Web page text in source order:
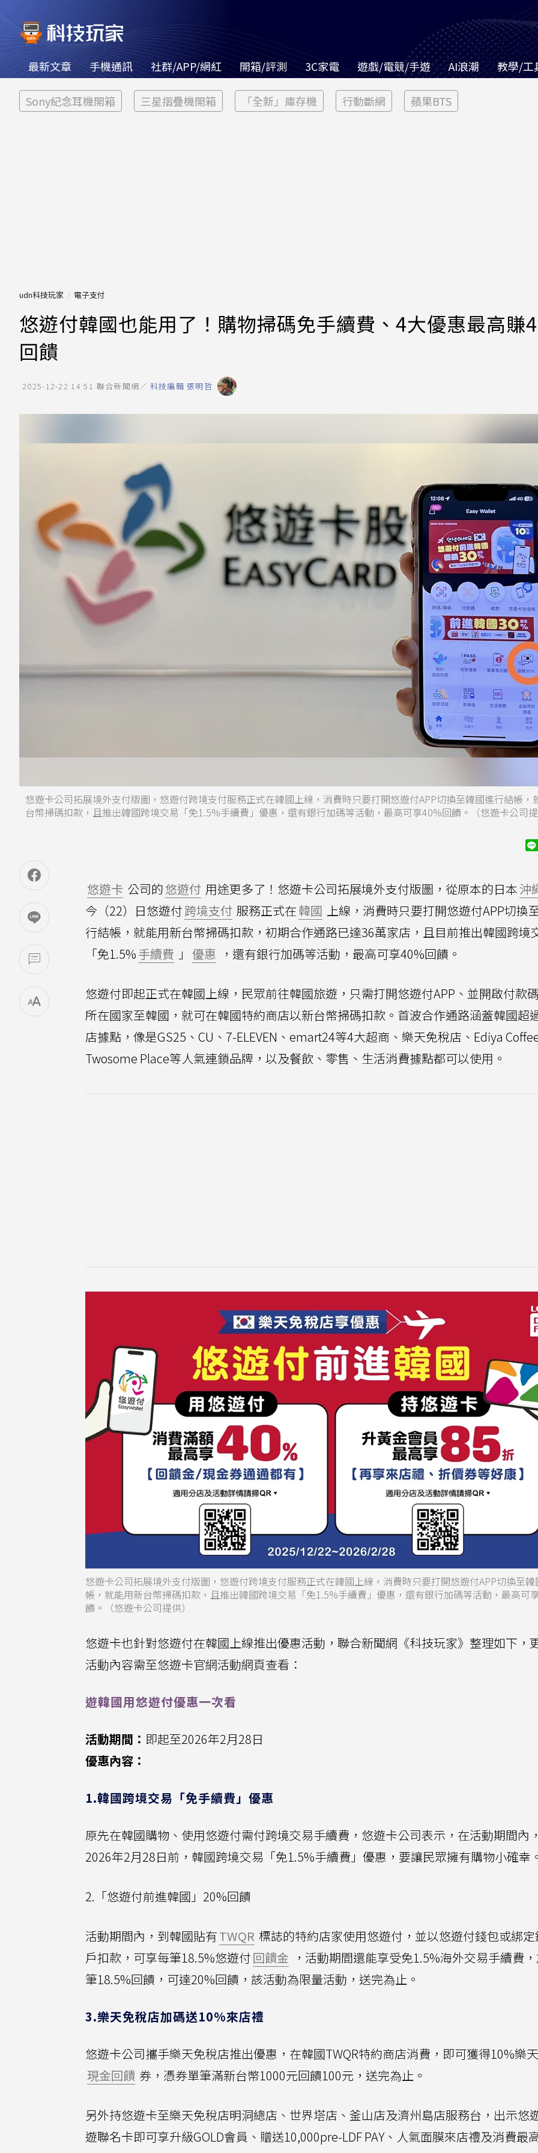
最新文章 手機通訊 社群/APP/網紅 開箱/評測 3C家電 遊戲/電競/手遊 AI浪潮 教學/工
Sony紀念耳機開箱 三星摺疊機開箱 「全新」庫存機 行動斷網 蘋果BTS
udn科技玩家 電子支付
悠遊付韓國也能用了！購物掃碼免手續費、4大優惠最高賺
回饋
2025-12-22 14:51 聯合新聞網／ 科技編輯 張明哲
悠遊卡公司拓展境外支付版圖，悠遊付跨境支付服務正式在韓國上線，消費時只要打開悠遊付APP切換至韓國進行結帳，
台幣掃碼扣款，且推出韓國跨境交易「免1.5%手續費」優惠，還有銀行加碼等活動，最高可享40%回饋。（悠遊卡公司
悠遊卡 公司的悠遊付 用途更多了！悠遊卡公司拓展境外支付版圖，從原本的日本沖
今（22）日悠遊付跨境支付 服務正式在韓國 上線，消費時只要打開悠遊付APP切換
行結帳，就能用新台幣掃碼扣款，初期合作通路已達36萬家店，且目前推出韓國跨境
「免1.5%手續費 」 優惠 ，還有銀行加碼等活動，最高可享40%回饋。
悠遊付即起正式在韓國上線，民眾前往韓國旅遊，只需打開悠遊付APP、並開啟付款
所在國家至韓國，就可在韓國特約商店以新台幣掃碼扣款。首波合作通路涵蓋韓國超
店據點，像是GS25、CU、7-ELEVEN、emart24等4大超商、樂天免稅店、Ediya
Twosome Place等人氣連鎖品牌，以及餐飲、零售、生活消費據點都可以使用。
悠遊卡公司拓展境外支付版圖，悠遊付跨境支付服務正式在韓國上線，消費時只要打開悠遊付APP切換至
帳，就能用新台幣掃碼扣款，且推出韓國跨境交易「免1.5%手續費」優惠，還有銀行加碼等活動，最高可
饋。（悠遊卡公司提供）
悠遊卡也針對悠遊付在韓國上線推出優惠活動，聯合新聞網《科技玩家》整理如下，
活動內容需至悠遊卡官網活動網頁查看：
遊韓國用悠遊付優惠一次看
活動期間： 即起至2026年2月28日
優惠內容：
1.韓國跨境交易「免手續費」優惠
原先在韓國購物、使用悠遊付需付跨境交易手續費，悠遊卡公司表示，在活動期間內
2026年2月28日前，韓國跨境交易「免1.5%手續費」優惠，要讓民眾擁有購物小確幸
2.「悠遊付前進韓國」20%回饋
活動期間內，到韓國貼有TWQR 標誌的特約店家使用悠遊付，並以悠遊付錢包或綁
戶扣款，可享每筆18.5%悠遊付回饋金 ，活動期間還能享受免1.5%海外交易手續費
筆18.5%回饋，可達20%回饋，該活動為限量活動，送完為止。
3.樂天免稅店加碼送10%來店禮
悠遊卡公司攜手樂天免稅店推出優惠，在韓國TWQR特約商店消費，即可獲得10%樂
現金回饋 券，憑券單筆滿新台幣1000元回饋100元，送完為止。
另外持悠遊卡至樂天免稅店明洞總店、世界塔店、釜山店及濟州島店服務台，出示悠
遊聯名卡即可享升級GOLD會員、贈送10,000pre-LDF PAY、人氣面膜來店禮及消費最